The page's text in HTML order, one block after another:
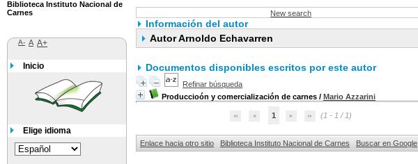
New search
Información del autor
Autor Arnoldo Echavarren
Documentos disponibles escritos por este autor
Refinar búsqueda
Produccioón y comercialización de carnes / Mario Azzarini
1 (1 - 1 / 1)
Enlace hacia otro sitio Biblioteca Instituto Nacional de Carnes Buscar en Google
Biblioteca Instituto Nacional de
Carnes
A- A A+
Inicio
Elige idioma